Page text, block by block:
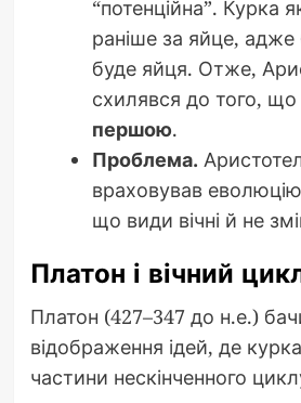
“потенційна”. Курка
раніше за яйце, адже
буде яйця. Отже,
схилявся до того, що
першою.
Проблема.
враховував
що види вічні й не
Платон і вічний
Платон (427–347 до н.е.)
відображення ідей, де
частини нескінченного